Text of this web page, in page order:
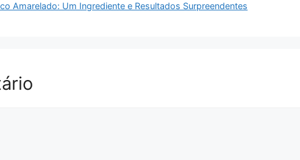
Amarelado: Um Ingrediente e Resultados Surpreendentes